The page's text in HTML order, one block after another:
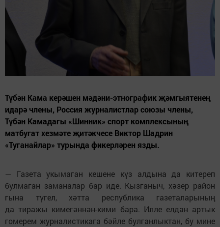
Түбән Кама керәшен мәдәни-этнографик җәмгыятенең
идарә члены, Россия журналистлар союзы члены,
Түбән Камадагы «Шинник» спорт комплексының
матбугат хезмәте җитәкчесе Виктор Шадрин
«Туганайлар» турында фикерләрен язды.
— Газета укымаган кешене күз алдына да китереп
булмаган заманалар бар иде. Кызганыч, хәзер район
гына түгел, хәтта республика газеталарының
да тиражы кимегәннән-кими бара. Илле елдан артык
гомерем журналистикага бәйле булганлыктан, бу мине